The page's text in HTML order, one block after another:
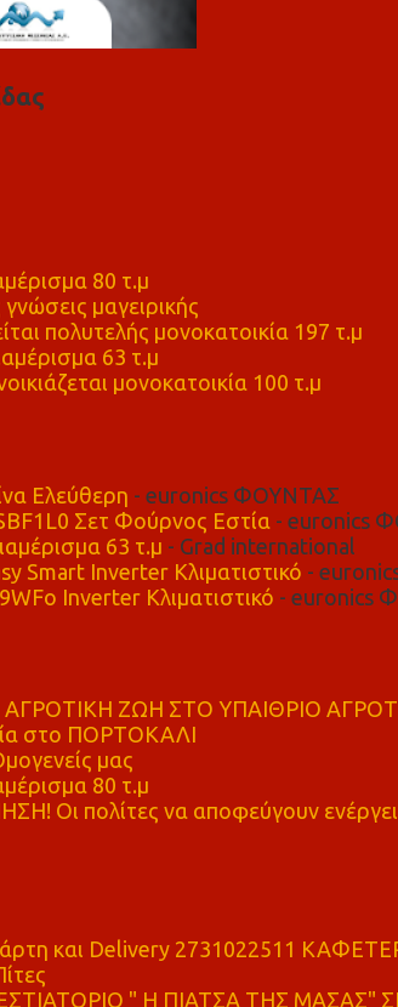
80 τ.μ
μαγειρικής
πολυτελής μονοκατοικία 197 τ.μ
63 τ.μ
μονοκατοικία 100 τ.μ
Ελεύθερη - euronics ΦΟΥΝΤΑΣ
Σετ Φούρνος Εστία - euronics
63 τ.μ - Grad international
Smart Inverter Κλιματιστικό -
Inverter Κλιματιστικό - euronics
ΖΩΗ ΣΤΟ ΥΠΑΙΘΡΙΟ
στο ΠΟΡΤΟΚΑΛΙ
μας
80 τ.μ
Οι πολίτες να αποφεύγουν
και Delivery 2731022511
" Η ΠΙΑΤΣΑ ΤΗΣ ΜΑΣΑΣ"